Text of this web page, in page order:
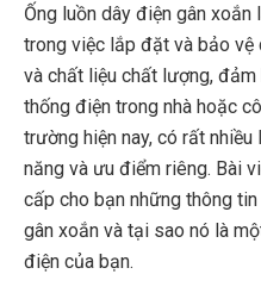
Ống luồn dây điện gân
trong việc lắp đặt và bảo
và chất liệu chất lượng,
thống điện trong nhà hoặc
trường hiện nay, có rất
năng và ưu điểm riêng. Bài
cấp cho bạn những thông
gân xoắn và tại sao nó là
điện của bạn.